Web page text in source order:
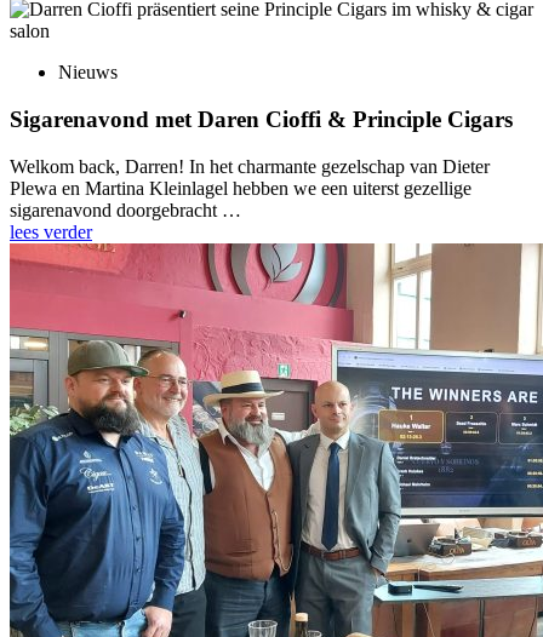
Nieuws
Sigarenavond met Daren Cioffi & Principle Cigars
Welkom back, Darren! In het charmante gezelschap van Dieter
Plewa en Martina Kleinlagel hebben we een uiterst gezellige
sigarenavond doorgebracht …
lees verder